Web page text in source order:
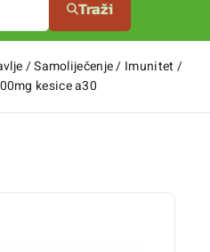
Traži
/Samoliječenje/ Imunitet /
kesice a30